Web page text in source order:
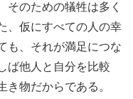
そのための犠牲は多く
、仮にすべての人の幸
も、それが満足につな
ば他人と自分を比較
き物だからである。